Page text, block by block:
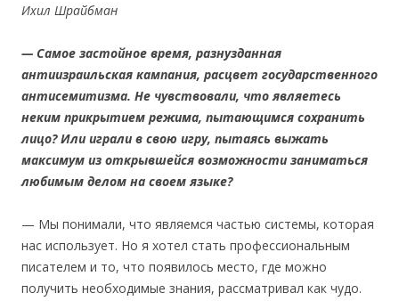
Ихил Шрайбман
— Самое застойное время, разнузданная
антиизраильская кампания, расцвет государственного
антисемитизма. Не чувствовали, что являетесь
неким прикрытием режима, пытающимся сохранить
лицо? Или играли в свою игру, пытаясь выжать
максимум из открывшейся возможности заниматься
любимым делом на своем языке?
— Мы понимали, что являемся частью системы, которая
нас использует. Но я хотел стать профессиональным
писателем и то, что появилось место, где можно
получить необходимые знания, рассматривал как чудо.